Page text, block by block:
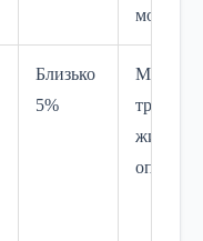
мозку
Близько
5%
тривале
життя
операції